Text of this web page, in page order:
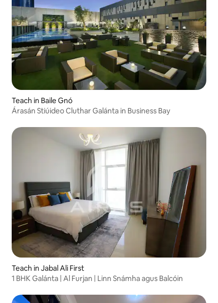
Teach in Baile Gnó
Árasán Stiúideo Cluthar Galánta in Business Bay
Teach in Jabal Ali First
1 BHK Galánta | Al Furjan | Linn Snámha agus Balcóin